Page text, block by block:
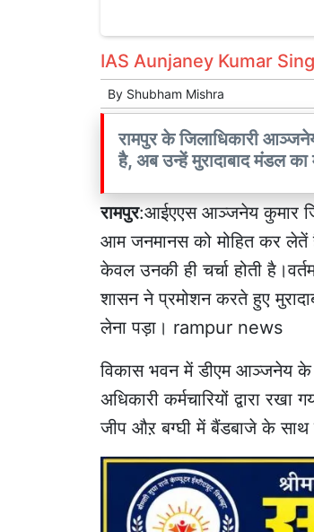
IAS Aunjaney Kumar
By Shubham Mishra
रामपुर के जिलाधिकारी
है, अब उन्हें मुरादाबाद मंडल का
रामपुर:आईएएस आञ्जनेय कुमार
आम जनमानस को मोहित कर लेतें
केवल उनकी ही चर्चा होती
शासन ने प्रमोशन करते हुए
लेना पड़ा। rampur news
विकास भवन में डीएम आञ्जनेय के
अधिकारी कर्मचारियों द्वारा
जीप औऱ बग्घी में बैंडबाजे के साथ